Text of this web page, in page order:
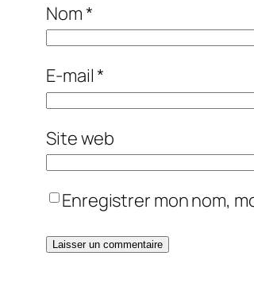
Nom*
E-mail*
Site web
Enregistrer mon nom,